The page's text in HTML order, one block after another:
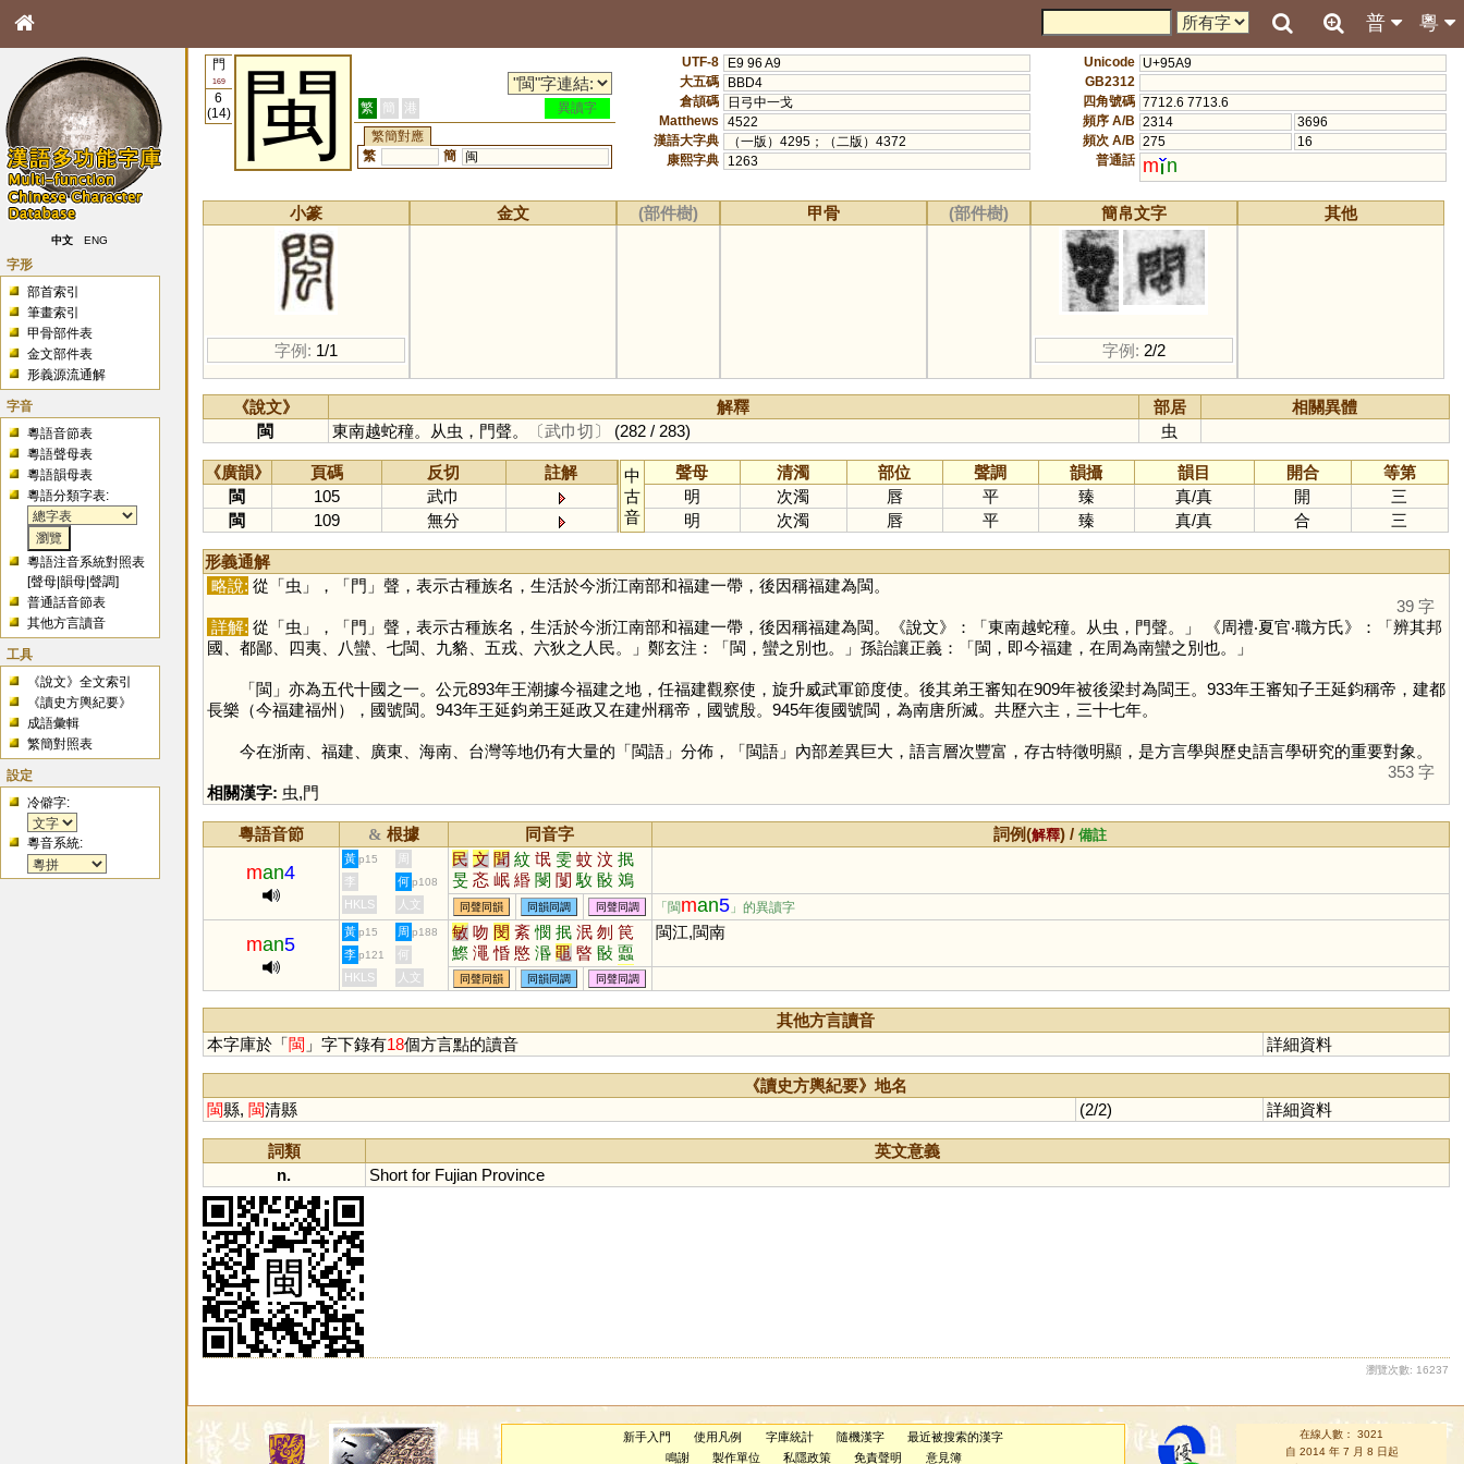
粵
普
中文 ENG
字形
部首索引
筆畫索引
甲骨部件表
金文部件表
形義源流通解
字音
粵語音節表
粵語聲母表
粵語韻母表
粵語分類字表:
粵語注音系統對照表
[聲母 |韻母 |聲調]
普通話音節表
其他方言讀音
工具
《說文》全文索引
《讀史方輿紀要》
成語彙輯
繁簡對照表
設定
冷僻字:
粵音系統:
門
169
6
(14)
閩 繁 簡 港
異讀字
繁簡對應
繁
簡 闽
UTF-8
E9 96 A9
大五碼
BBD4
倉頡碼
日弓中一戈
Matthews
4522
漢語大字典
（一版）4295；（二版）4372
康熙字典
1263
Unicode U+95A9
GB2312
四角號碼 7712.6 7713.6
頻序 A/B 2314
3696
頻次 A/B 275
16
普通話 m n
小篆
字例: 1/1
金文 (部件樹) 甲骨 (部件樹) 簡帛文字
字例: 2/2
其他
《說文》 解釋 部居
相關異體
閩
東南越蛇穜。从虫，門聲。 〔武巾切〕 (282 / 283) 虫
《廣韻》 頁碼 反切
註解
閩
105
武巾
閩
109 無分
中
古
音
聲母 清濁 部位 聲調 韻攝 韻目 開合
等第
明
次濁 唇 平 臻 真/真 開
三
明
次濁 唇 平 臻 真/真 合 三
形義通解
略說: 從「虫 」，「門 」聲，表示古種族名，生活於今浙江南部和福建一帶，後因稱福建為閩。
39 字
詳解: 從「虫 」，「門 」聲，表示古種族名，生活於今浙江南部和福建一帶，後因稱福建為閩。《說文》：「東南越蛇穜。从虫，門聲。」 《周禮‧夏官‧職方氏》：「辨其邦
國、都鄙、四夷、八蠻、七閩、九貉、五戎、六狄之人民。」鄭玄注：「閩，蠻之別也。」孫詒讓正義：「閩，即今福建，在周為南蠻之別也。」
「閩 」亦為五代十國之一。公元893年王潮據今福建之地，任福建觀察使，旋升威武軍節度使。後其弟王審知在909年被後梁封為閩王。933年王審知子王延鈞稱帝，建都
長樂（今福建福州），國號閩。943年王延鈞弟王延政又在建州稱帝，國號殷。945年復國號閩，為南唐所滅。共歷六主，三十七年。
今在浙南、福建、廣東、海南、台灣等地仍有大量的「閩語」分佈，「閩語」內部差異巨大，語言層次豐富，存古特徵明顯，是方言學與歷史語言學研究的重要對象。
353 字
相關漢字: 虫,門
粵語音節 & 根據 同音字 詞例(解釋) /備註
man4
黃 p15 周 民 文 聞 紋 氓 雯 蚊 汶 抿
旻 忞 岷 緡 閿 闅 駇 敯 鳼
錉 鈱 蕄 芠 閺 琝 崏 魰 甿
璺 鼆 鼤 痻 罠 玟 旼 苠
李 何 p108
HKLS 人文 同聲同韻 同韻同調 同聲同調 「閩man5 」的異讀字
man5
黃 p15 周 p188 敏 吻 閔 紊 憫 抿 泯 刎 笢
鰶 澠 惛 愍 湣 黽 暋 敯 蠠
簢 呡 呅 刡 潣 搵 歾 僶 敃
怋 抆
閩江,閩南
李 p121
何
HKLS
人文 同聲同韻 同韻同調 同聲同調
其他方言讀音
本字庫於「閩 」字下錄有18個方言點的讀音 詳細資料
《讀史方輿紀要》地名
閩縣, 閩清縣 (2/2) 詳細資料
詞類
英文意義
n.
Short for Fujian Province
瀏覽次數: 16237
新手入門 使用凡例 字庫統計 隨機漢字
最近被搜索的漢字
鳴謝
製作單位 私隱政策 免責聲明 意見簿
在線人數： 3021
自 2014 年 7 月 8 日起